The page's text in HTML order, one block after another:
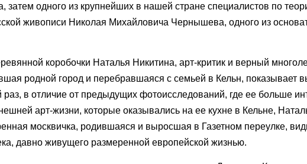
одного из крупнейших в нашей стране специалистов по
живописи Николая Михайловича Чернышева, одного из
коробочки Наталья Никитина, арт-критик и верный
родной город и перебравшаяся с семьей в Кельн, показывает
в отличие от предыдущих фотоисследований, где ее больше
арт-жизни, которые оказывались на ее кухне в Кельне,
москвичка, родившаяся и выросшая в Газетном переулке,
давно живущего размеренной европейской жизнью.